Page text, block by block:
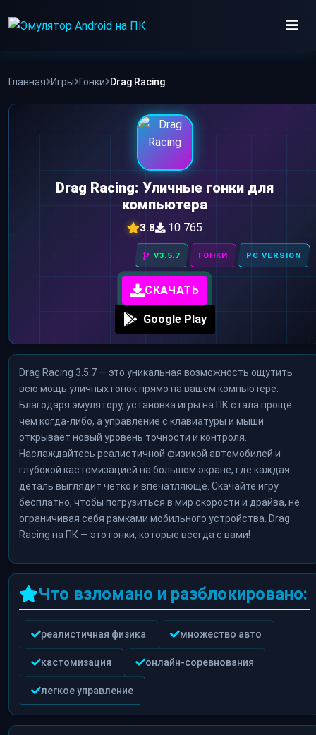
to
ПРИЛОЖЕНИЯ
Главная Игры Гонки Drag Racing
Drag Racing: Уличные гонки для
компьютера
3.8 10 765
PC VERSION
ГОНКИ
V3.5.7
СКАЧАТЬ
Google Play
Drag Racing 3.5.7 — это уникальная возможность ощутить
всю мощь уличных гонок прямо на вашем компьютере.
Благодаря эмулятору, установка игры на ПК стала проще
чем когда-либо, а управление с клавиатуры и мыши
открывает новый уровень точности и контроля.
Наслаждайтесь реалистичной физикой автомобилей и
глубокой кастомизацией на большом экране, где каждая
деталь выглядит четко и впечатляюще. Скачайте игру
бесплатно, чтобы погрузиться в мир скорости и драйва, не
ограничивая себя рамками мобильного устройства. Drag
Racing на ПК — это гонки, которые всегда с вами!
Что взломано и разблокировано:
реалистичная физика множество авто
кастомизация онлайн-соревнования
легкое управление